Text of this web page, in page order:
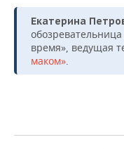
Екатерина
время», ведущая
маком».